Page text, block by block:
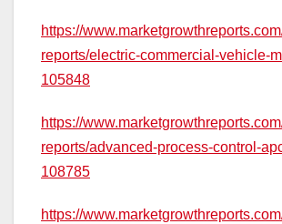
https://
reports/electric-commercial-vehicle-
105848
https://
reports/advanced-process-control-
108785
https://